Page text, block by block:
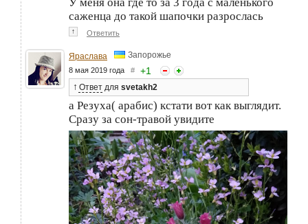
саженца до такой шапочки разрослась
↑ Ответить
Яраслава Запорожье
8 мая 2019 года # +1
↑ Ответ для svetakh2
а Резуха( арабис) кстати вот как выглядит.
Сразу за сон-травой увидите